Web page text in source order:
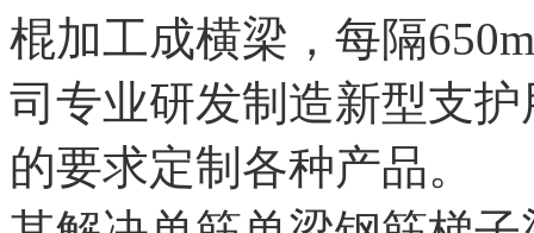
棍加工成横梁，每隔
司专业研发制造新型支
的要求定制各种产品。